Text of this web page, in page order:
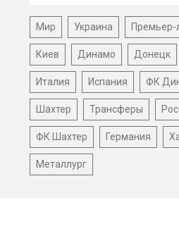
Мир Украина Премьер-
Киев Динамо Донецк
Италия Испания ФК
Шахтер Трансферы
ФК Шахтер Германия
Металлург